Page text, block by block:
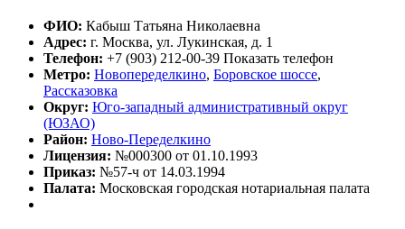
ФИО: Кабыш Татьяна Николаевна
Адрес: г. Москва, ул. Лукинская, д. 1
Телефон: +7 (903) 212-00-39 Показать телефон
Метро: Новопеределкино, Боровское шоссе,
Рассказовка
Округ: Юго-западный административный округ
(ЮЗАО)
Район: Ново-Переделкино
Лицензия: №000300 от 01.10.1993
Приказ: №57-ч от 14.03.1994
Палата: Московская городская нотариальная палата